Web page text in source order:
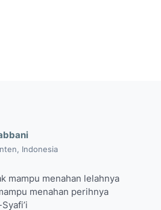
Indonesia
mampu menahan lelahnya
menahan perihnya